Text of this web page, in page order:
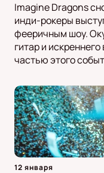
Imagine Dragons
инди-рокеры
фееричным шоу.
гитар и
частью этого
12 января